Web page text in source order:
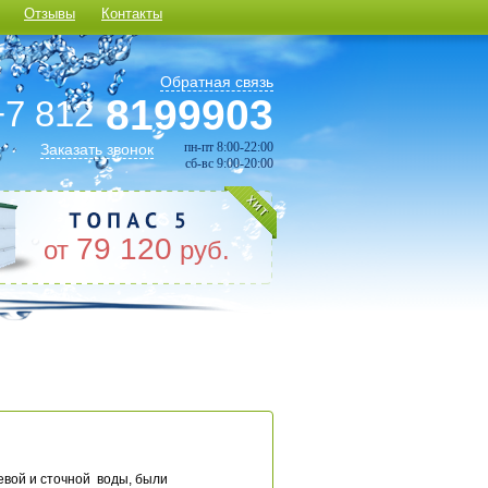
Отзывы Контакты
Обратная связь
8128199903
Заказать звонок
пн-пт 8:00-22:00
сб-вс 9:00-20:00
от 79 120 руб.
и сточной воды, были